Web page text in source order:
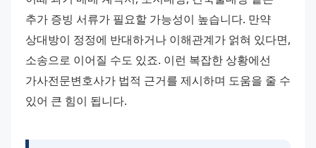
추가 증빙 서류가 필요할 가능성이 높습니다. 만약
상대방이 정정에 반대하거나 이해관계가 얽혀 있다면,
소송으로 이어질 수도 있죠. 이런 복잡한 상황에선
가사전문변호사가 법적 근거를 제시하며 도움을 줄 수
있어 큰 힘이 됩니다.